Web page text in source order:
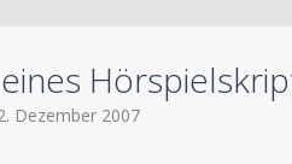
Dezember 2007